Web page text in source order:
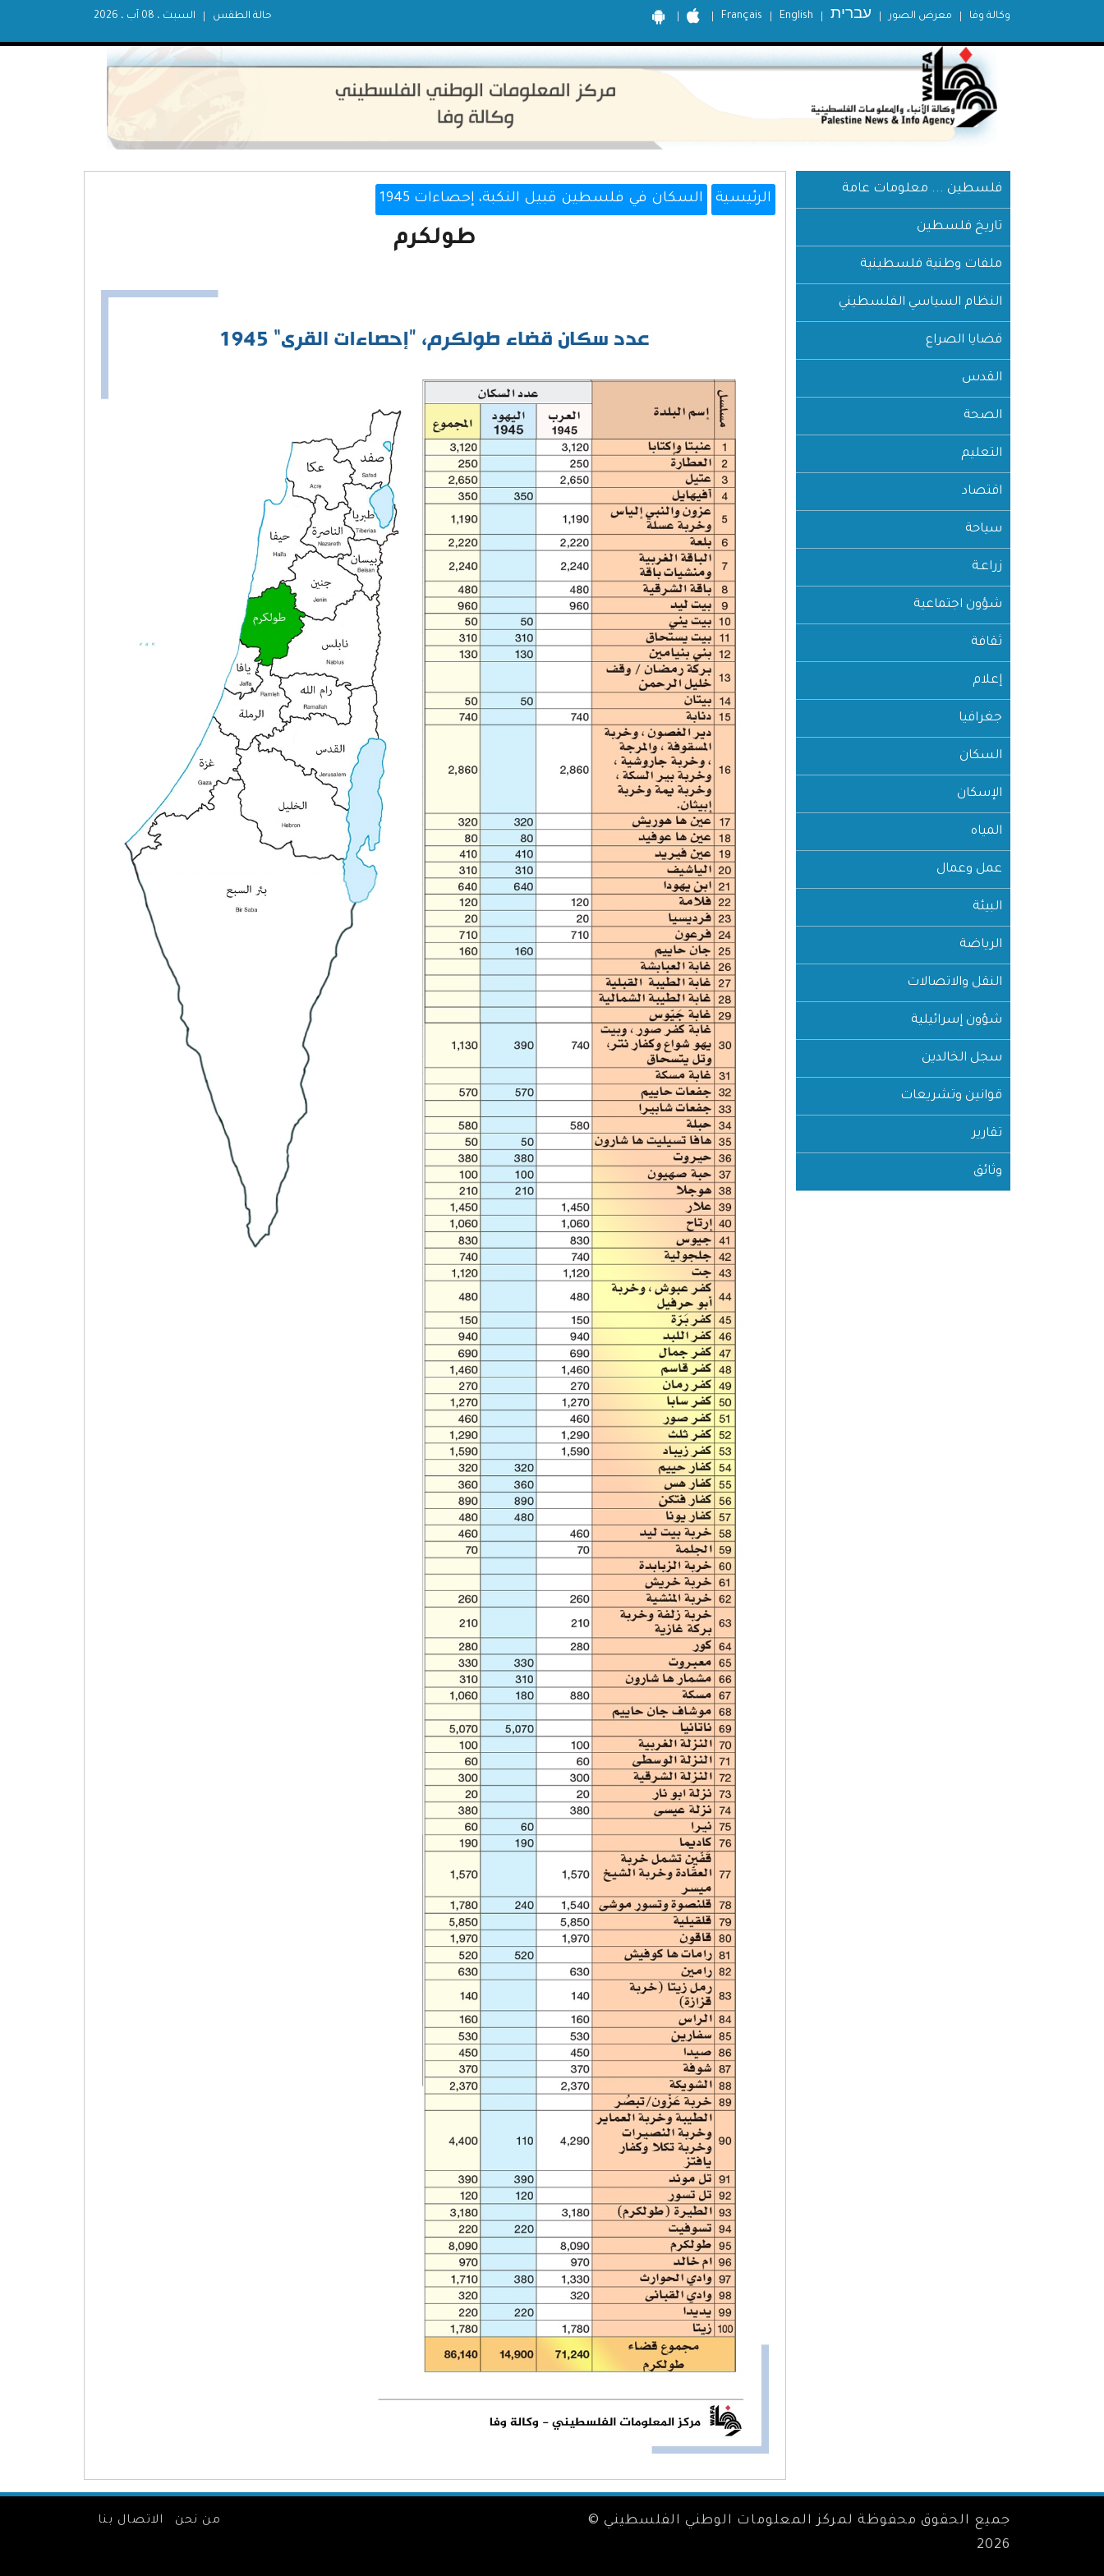
Français English עברית معرض الصور وكالة وفا السبت ، 08 آب ، 2026 حالة الطقس
فلسطين ... معلومات عامة
تاريخ فلسطين
ملفات وطنية فلسطينية
النظام السياسي الفلسطيني
قضايا الصراع
القدس
الصحة
التعليم
اقتصاد
سياحة
زراعـة
شؤون اجتماعية
ثقافة
إعلام
جغرافيا
السكان
الإسكان
المياه
عمل وعمال
البيئة
الرياضة
النقل والاتصالات
شؤون إسرائيلية
سجل الخالدين
قوانين وتشريعات
تقارير
وثائق
الرئيسية السكان في فلسطين قبيل النكبة، إحصاءات 1945
طولكرم
جميع الحقوق محفوظة لمركز المعلومات الوطني الفلسطيني ©
2026
من نحن الاتصال بنا